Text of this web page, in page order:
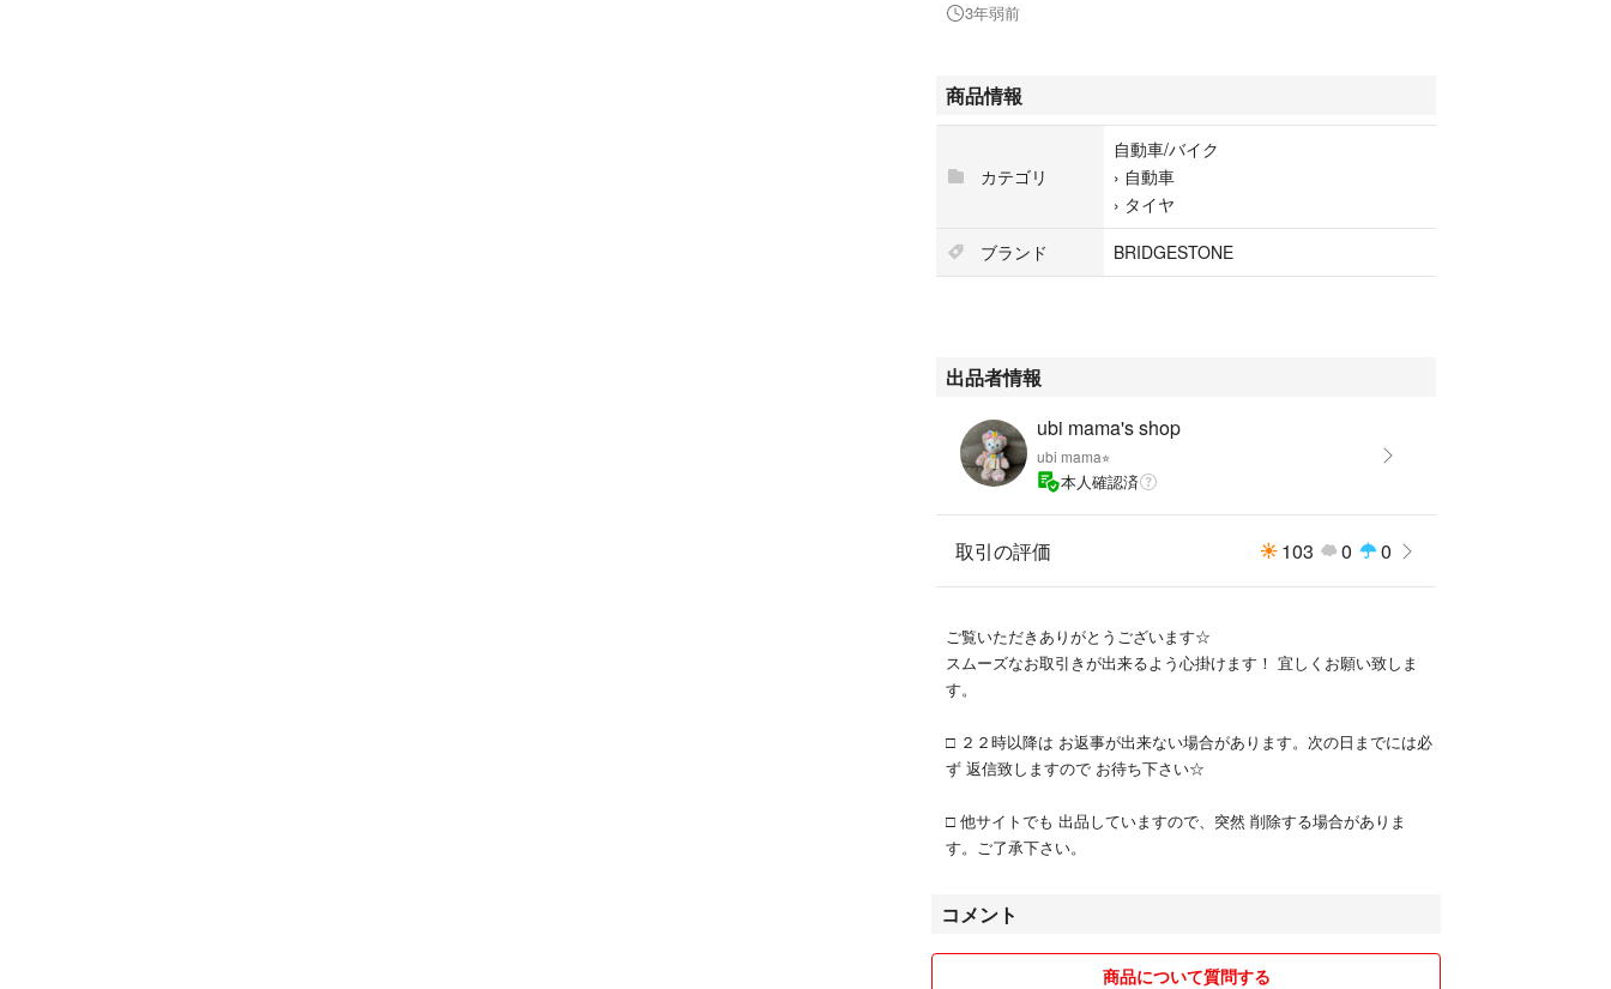
オ アルト アルトラパン スペーシア ワゴンR ウェイク タント ミライ
軽自動車など
車種はあくまでも参考となります。形式や年式によって装着できない
可能性もございます。
マッチングに関してはご購入前に質問して頂くか、ご購入前にご自身
#ブリヂストン
#夏タイヤ
#ネクストリー
3年弱前
商品情報
カテゴリ
自動車/バイク
› 自動車
› タイヤ
ブランド
BRIDGESTONE
出品者情報
ubi mama's shop
ubi mama⭐︎
本人確認済
取引の評価 103 0 0
ご覧いただきありがとうございます☆
スムーズなお取引きが出来るよう心掛けます！ 宜しくお願い致しま
す。
□ ２２時以降は お返事が出来ない場合があります。次の日までには必
ず 返信致しますので お待ち下さい☆
□ 他サイトでも 出品していますので、突然 削除する場合がありま
す。ご了承下さい。
コメント
商品について質問する